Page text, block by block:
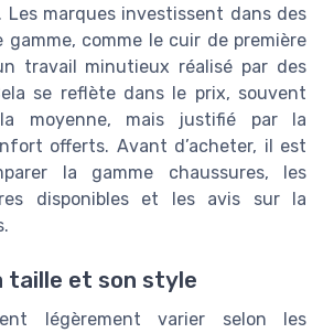
Les marques investissent dans des
comme le cuir de première
travail minutieux réalisé par des
se reflète dans le prix, souvent
moyenne, mais justifié par la
offerts. Avant d’acheter, il est
la gamme chaussures, les
disponibles et les avis sur la
taille et son style
légèrement varier selon les